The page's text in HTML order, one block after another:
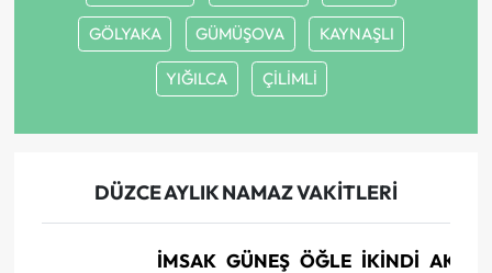
GÖLYAKA GÜMÜŞOVA KAYNAŞLI
YIĞILCA ÇİLİMLİ
DÜZCE AYLIK NAMAZ VAKITLERI
İMSAK GÜNEŞ ÖĞLE İKINDI